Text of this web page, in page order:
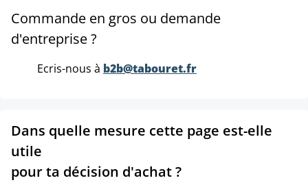
Commande en gros ou demande
d'entreprise ?
Ecris-nous à b2b@tabouret.fr
Dans quelle mesure cette page est-elle
utile
pour ta décision d'achat ?